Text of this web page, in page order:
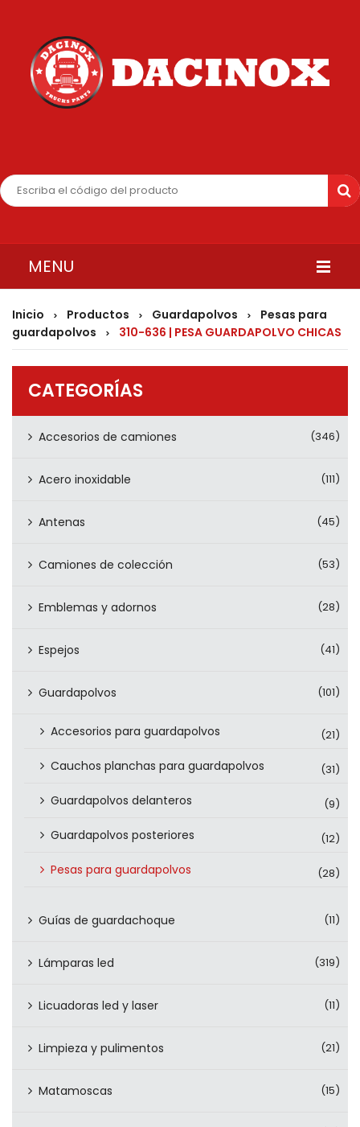
MENU
INICIO
QUIENES SOMOS
Inicio > Productos > Guardapolvos >
Pesas para
guardapolvos
> 310-636 | PESA GUARDAPOLVO CHICAS
CATEGORÍAS
Accesorios de camiones (346)
Acero inoxidable (111)
Antenas (45)
Camiones de colección (53)
Emblemas y adornos (28)
Espejos (41)
Guardapolvos (101)
Accesorios para guardapolvos (21)
Cauchos planchas para guardapolvos (31)
Guardapolvos delanteros (9)
Guardapolvos posteriores (12)
Pesas para guardapolvos (28)
Guías de guardachoque (11)
Lámparas led (319)
Licuadoras led y laser (11)
Limpieza y pulimentos (21)
Matamoscas (15)